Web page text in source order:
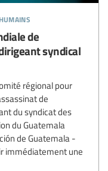
de
syndical
régional pour
de
du syndicat des
du Guatemala
de Guatemala -
immédiatement une